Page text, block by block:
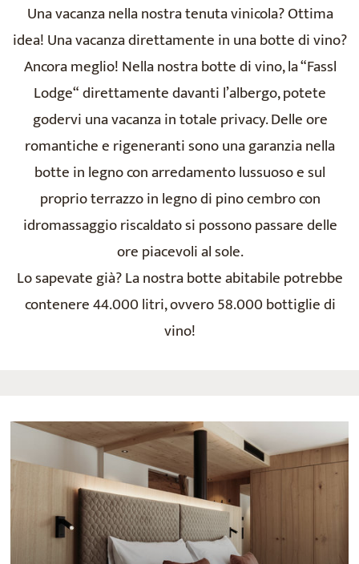
Una vacanza nella nostra tenuta vinicola? Ottima
idea! Una vacanza direttamente in una botte di vino?
Ancora meglio! Nella nostra botte di vino, la “Fassl
Lodge“ direttamente davanti l’albergo, potete
godervi una vacanza in totale privacy. Delle ore
romantiche e rigeneranti sono una garanzia nella
botte in legno con arredamento lussuoso e sul
proprio terrazzo in legno di pino cembro con
idromassaggio riscaldato si possono passare delle
ore piacevoli al sole.
Lo sapevate già? La nostra botte abitabile potrebbe
contenere 44.000 litri, ovvero 58.000 bottiglie di
vino!